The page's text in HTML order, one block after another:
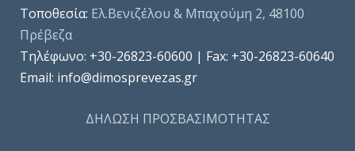
Τοποθεσία: Ελ.Βενιζέλου & Μπαχούμη 2, 48100
Πρέβεζα
Τηλέφωνo: +30-26823-60600 | Fax: +30-26823-60640
Email: info@dimosprevezas.gr
ΔΗΛΩΣΗ ΠΡΟΣΒΑΣΙΜΟΤΗΤΑΣ